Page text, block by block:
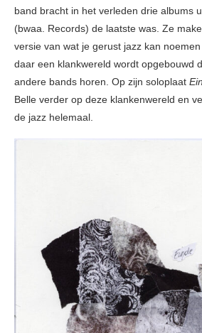
band bracht in het verleden drie albums
(bwaa. Records) de laatste was. Ze
versie van wat je gerust jazz kan
daar een klankwereld wordt opgebouwd
andere bands horen. Op zijn soloplaat
Belle verder op deze klankenwereld en
de jazz helemaal.